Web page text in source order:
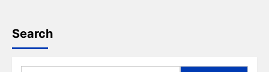
Search